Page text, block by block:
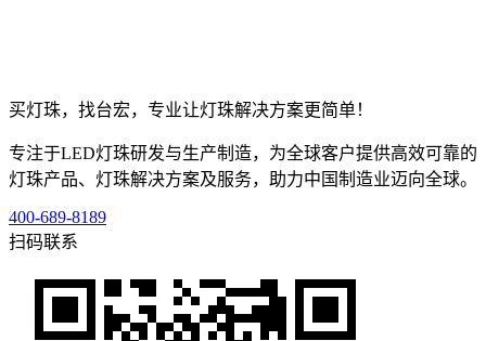
买灯珠，找台宏，专业让灯珠解决方案更简单！
专注于LED灯珠研发与生产制造，为全球客户提供高效可靠的
灯珠产品、灯珠解决方案及服务，助力中国制造业迈向全球。
400-689-8189
扫码联系